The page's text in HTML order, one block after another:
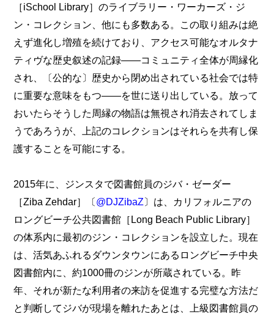
［iSchool Library］のライブラリー・ワーカーズ・ジ
ン・コレクション、他にも多数ある。この取り組みは絶
えず進化し増殖を続けており、アクセス可能なオルタナ
ティヴな歴史叙述の記録――コミュニティ全体が周縁化
され、〔公的な〕歴史から閉め出されている社会では特
に重要な意味をもつ――を世に送り出している。放って
おいたらそうした周縁の物語は無視され消去されてしま
うであろうが、上記のコレクションはそれらを共有し保
護することを可能にする。
2015年に、ジンスタで図書館員のジバ・ゼーダー
［Ziba Zehdar］〔@DJZibaZ〕は、カリフォルニアの
ロングビーチ公共図書館［Long Beach Public Library］
の体系内に最初のジン・コレクションを設立した。現在
は、活気あふれるダウンタウンにあるロングビーチ中央
図書館内に、約1000冊のジンが所蔵されている。昨
年、それが新たな利用者の来訪を促進する完璧な方法だ
と判断してジバが現場を離れたあとは、上級図書館員の